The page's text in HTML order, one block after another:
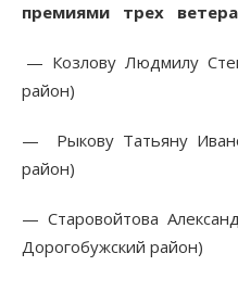
премиями трех
— Козлову Людмилу
район)
— Рыкову Татьяну
район)
— Старовойтова
Дорогобужский район)